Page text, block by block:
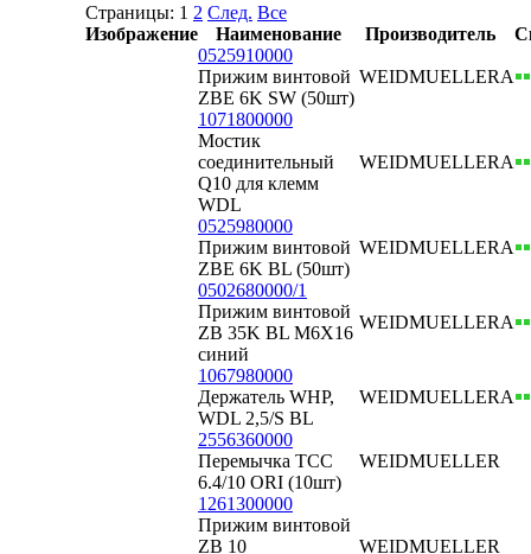
Страницы: 1 2 След. Все
Изображение
Наименование Производитель
0525910000
Прижим винтовой
ZBE 6K SW (50шт)
WEIDMUELLERА
1071800000
Мостик
соединительный
Q10 для клемм
WDL
WEIDMUELLERА
0525980000
Прижим винтовой
ZBE 6K BL (50шт)
WEIDMUELLERА
0502680000/1
Прижим винтовой
ZB 35K BL M6X16
синий
WEIDMUELLERА
1067980000
Держатель WHP,
WDL 2,5/S BL
WEIDMUELLERА
2556360000
Перемычка TCC
6.4/10 ORI (10шт)
WEIDMUELLER
1261300000
Прижим винтовой
ZB 10
WEIDMUELLER